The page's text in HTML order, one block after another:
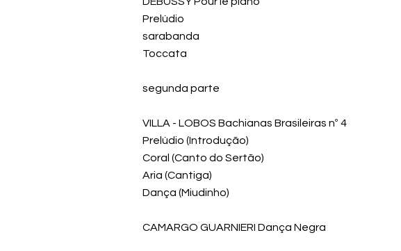
Prelúdio
sarabanda
Toccata
segunda parte
VILLA - LOBOS Bachianas Brasileiras nº 4
Prelúdio (Introdução)
Coral (Canto do Sertão)
Aria (Cantiga)
Dança (Miudinho)
CAMARGO GUARNIERI Dança Negra